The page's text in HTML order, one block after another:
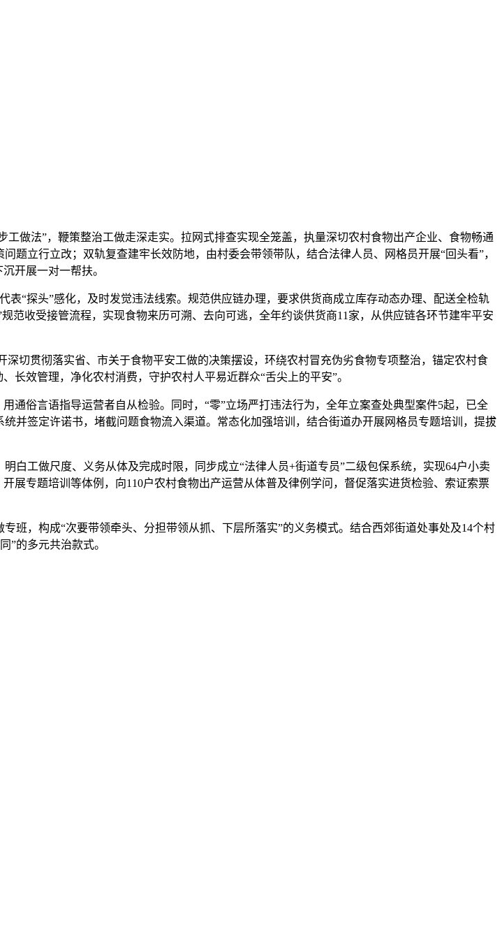
法”，鞭策整治工做走深走实。拉网式排查实现全笼盖，执量深切农村食物出产企业、食物畅通
立行立改；双轨复查建牢长效防地，由村委会带领带队，结合法律人员、网格员开展“回头看”，
开展一对一帮扶。
“探头”感化，及时发觉违法线索。规范供应链办理，要求供货商成立库存动态办理、配送全检轨
范收受接管流程，实现食物来历可溯、去向可逃，全年约谈供货商11家，从供应链各环节建牢平安
贯彻落实省、市关于食物平安工做的决策摆设，环绕农村冒充伪劣食物专项整治，锚定农村食
长效管理，净化农村消费，守护农村人平易近群众“舌尖上的平安”。
俗言语指导运营者自从检验。同时，“零”立场严打违法行为，全年立案查处典型案件5起，已全
并签定许诺书，堵截问题食物流入渠道。常态化加强培训，结合街道办开展网格员专题培训，提拔
工做尺度、义务从体及完成时限，同步成立“法律人员+街道专员”二级包保系统，实现64户小卖
展专题培训等体例，向110户农村食物出产运营从体普及律例学问，督促落实进货检验、索证索票
，构成“次要带领牵头、分担带领从抓、下层所落实”的义务模式。结合西郊街道处事处及14个村
”的多元共治款式。